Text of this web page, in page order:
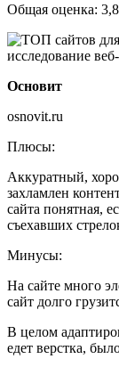
Общая оценка: 3,8
Основит
osnovit.ru
Плюсы:
Аккуратный,
захламлен
сайта понятная,
съехавших
Минусы:
На сайте много
сайт долго
В целом
едет верстка,